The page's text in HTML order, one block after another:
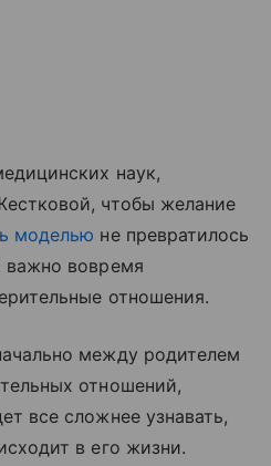
наук,
чтобы желание
моделью не превратилось
важно вовремя
отношения.
между родителем
отношений,
все сложнее узнавать,
в его жизни.